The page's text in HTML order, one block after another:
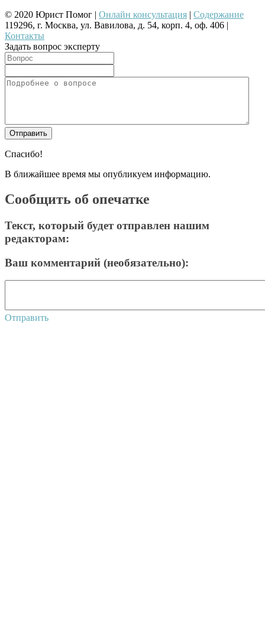
© 2020 Юрист Помог | Онлайн консультация | Содержание
119296, г. Москва, ул. Вавилова, д. 54, корп. 4, оф. 406 |
Контакты
Задать вопрос эксперту
Спасибо!
В ближайшее время мы опубликуем информацию.
Сообщить об опечатке
Текст, который будет отправлен нашим
редакторам:
Ваш комментарий (необязательно):
Отправить